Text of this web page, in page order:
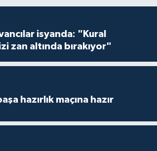
isyanda: "Kural
zan altında bırakıyor"
hazırlık maçına hazır